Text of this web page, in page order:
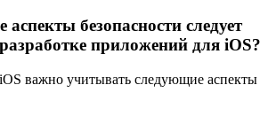
безопасности следует
приложений для iOS?
важно учитывать следующие аспекты